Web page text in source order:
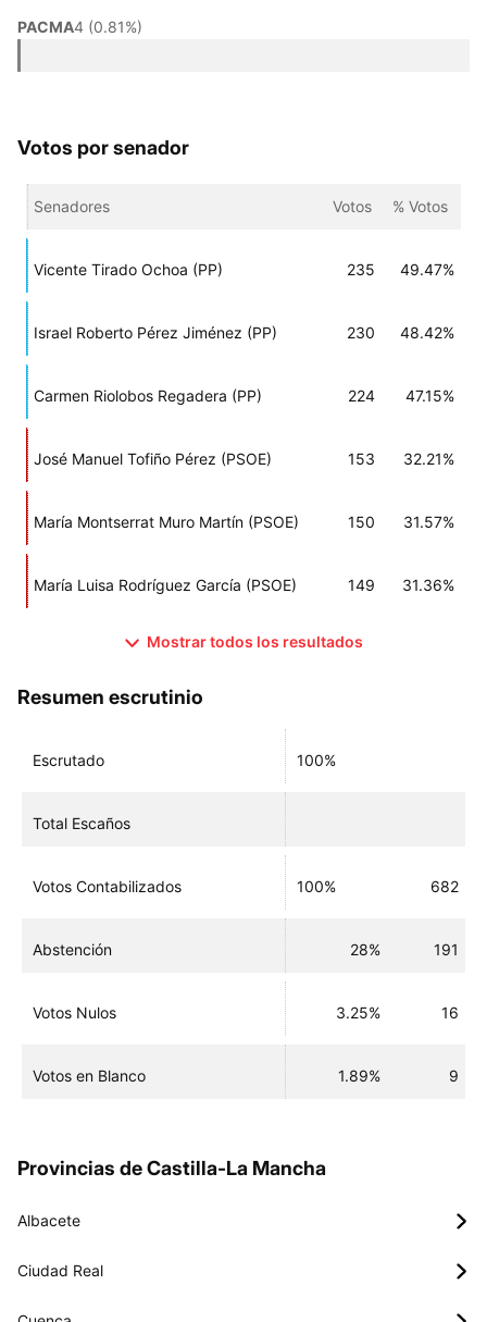
PACMA4 (0.81%)
Votos por senador
Senadores Votos % Votos
Vicente Tirado Ochoa (PP) 235 49.47%
Israel Roberto Pérez Jiménez (PP) 230 48.42%
Carmen Riolobos Regadera (PP) 224 47.15%
José Manuel Tofiño Pérez (PSOE) 153 32.21%
María Montserrat Muro Martín (PSOE) 150 31.57%
María Luisa Rodríguez García (PSOE) 149 31.36%
Mostrar todos los resultados
Resumen escrutinio
Escrutado 100%
Total Escaños
Votos Contabilizados 100% 682
Abstención 28% 191
Votos Nulos 3.25% 16
Votos en Blanco 1.89% 9
Provincias de Castilla-La Mancha
Albacete
Ciudad Real